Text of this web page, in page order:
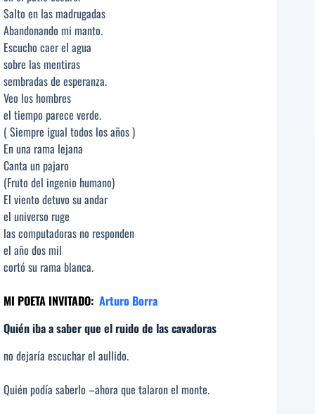
Salto en las madrugadas
Abandonando mi manto.
Escucho caer el agua
sobre las mentiras
sembradas de esperanza.
Veo los hombres
el tiempo parece verde.
( Siempre igual todos los años )
En una rama lejana
Canta un pajaro
(Fruto del ingenio humano)
El viento detuvo su andar
el universo ruge
las computadoras no responden
el año dos mil
cortó su rama blanca.
MI POETA INVITADO: Arturo Borra
Quién iba a saber que el ruido de las cavadoras
no dejaría escuchar el aullido.
Quién podía saberlo –ahora que talaron el monte.